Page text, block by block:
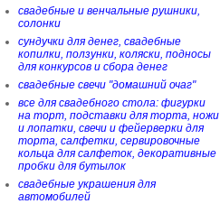
свадебные и венчальные рушники,
солонки
сундучки для денег, свадебные
копилки, ползунки, коляски, подносы
для конкурсов и сбора денег
свадебные свечи "домашний очаг"
все для свадебного стола: фигурки
на торт, подставки для торта, ножи
и лопатки, свечи и фейерверки для
торта, салфетки, сервировочные
кольца для салфеток, декоративные
пробки для бутылок
свадебные украшения для
автомобилей